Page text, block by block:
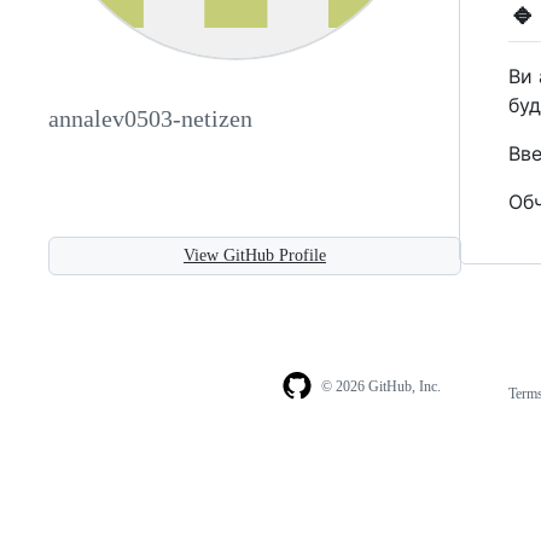
annalev0503-netizen
View GitHub Profile
Ви
© 2026 GitHub, Inc.